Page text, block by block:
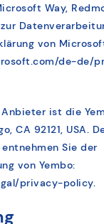
Way,
von
de-de/
ist die
CA 92121, USA.
Sie der
von Yembo:
privacy-policy.